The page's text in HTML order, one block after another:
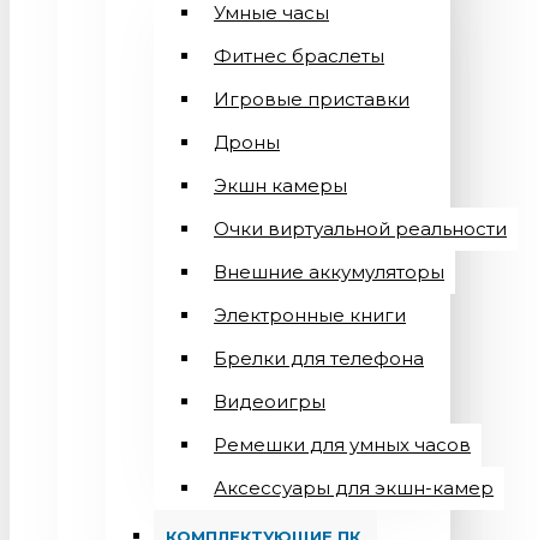
Умные часы
Фитнес браслеты
Игровые приставки
Дроны
Экшн камеры
Очки виртуальной реальности
Внешние аккумуляторы
Электронные книги
Брелки для телефона
Видеоигры
Ремешки для умных часов
Аксессуары для экшн-камер